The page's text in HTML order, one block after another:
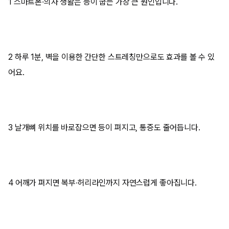
2 하루 1분, 벽을 이용한 간단한 스트레칭만으로도 효과를 볼 수 있
어요.
3 날개뼈 위치를 바로잡으면 등이 펴지고, 통증도 줄어듭니다.
4 어깨가 펴지면 복부·허리라인까지 자연스럽게 좋아집니다.